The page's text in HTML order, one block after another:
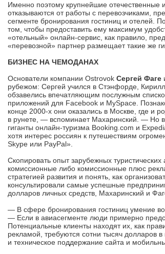
Именно поэтому крупнейшие
отказываются от работы с перевозчиками,
сегменте бронирования гостиниц и отелей.
том, чтобы предоставить ему максимум
«отельный» онлайн-сервис, как правило,
«перевозной» партнер размещает такие же
БИЗНЕС НА ЧЕМОДАНАХ
Основатели компании Ostrovok Сергей Фаге
рубежом: Сергей учился в Стэнфорде,
обзавелись впечатляющим послужным
приложений для Facebook и MySpace.
конце 2000-х они оказались в Москве, где и
в рунете, — вспоминает Махаринский. — Но
гиганты онлайн-туризма Booking.com и
хотя интерес россиян к путешествиям
Skype или PayPal».
Скопировать опыт зарубежных
комиссионные либо комиссионные плюс
стратегией развития и понять, как
консультировали самые успешные
долларов личных средств, Махаринский и
— В сфере бронирования гостиниц умение
— Если в авиасегменте люди примерно
Потенциальные клиенты находят их, как
рекламой, требуются сотни тысяч долларов
и техническое поддержание сайта и